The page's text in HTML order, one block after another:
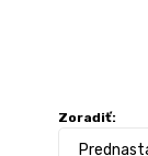
Zoradiť: